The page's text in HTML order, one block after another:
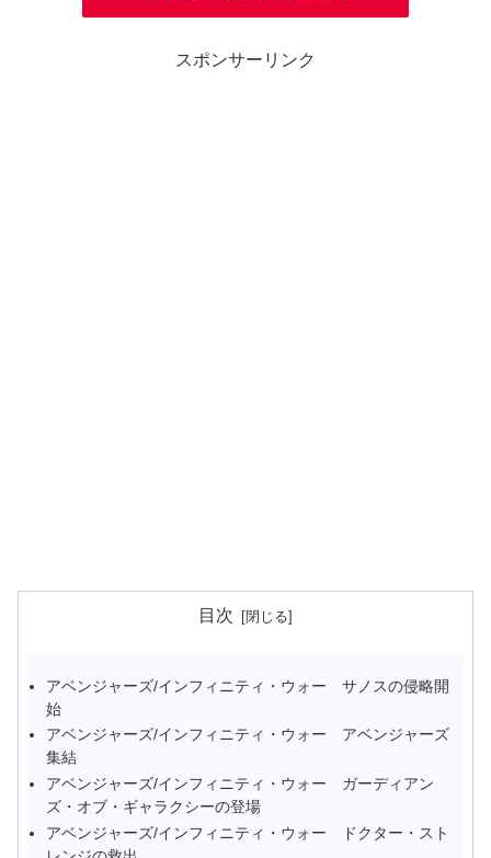
スポンサーリンク
目次
アベンジャーズ/インフィニティ・ウォー サノスの侵略開
始
アベンジャーズ/インフィニティ・ウォー アベンジャーズ
集結
アベンジャーズ/インフィニティ・ウォー ガーディアン
ズ・オブ・ギャラクシーの登場
アベンジャーズ/インフィニティ・ウォー ドクター・スト